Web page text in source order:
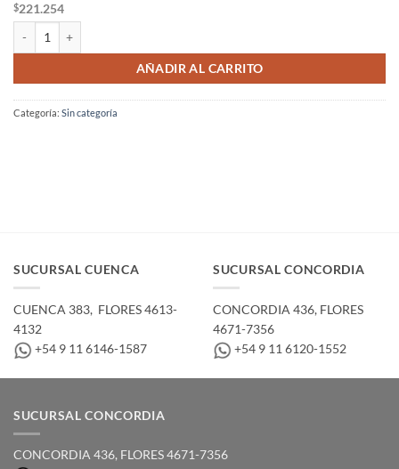
$221.254
AÑADIR AL CARRITO
Categoría: Sin categoría
SUCURSAL CUENCA
CUENCA 383, ­ FLORES 4613-
4132
+54 9 11 6146-1587
SUCURSAL CONCORDIA
CONCORDIA 436,­ FLORES
4671-7356
+54 9 11 6120-1552
SUCURSAL CONCORDIA
CONCORDIA 436,­ FLORES 4671-7356